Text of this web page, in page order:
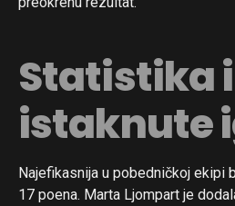
Statistika i
istaknute
Najefikasnija u pobedničkoj ekipi
17 poena. Marta Ljompart je